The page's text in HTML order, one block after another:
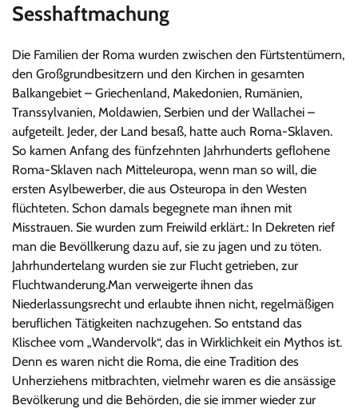
Sesshaftmachung
Die Familien der Roma wurden zwischen den Fürtstentümern,
den Großgrundbesitzern und den Kirchen in gesamten
Balkangebiet – Griechenland, Makedonien, Rumänien,
Transsylvanien, Moldawien, Serbien und der Wallachei –
aufgeteilt. Jeder, der Land besaß, hatte auch Roma-Sklaven.
So kamen Anfang des fünfzehnten Jahrhunderts geflohene
Roma-Sklaven nach Mitteleuropa, wenn man so will, die
ersten Asylbewerber, die aus Osteuropa in den Westen
flüchteten. Schon damals begegnete man ihnen mit
Misstrauen. Sie wurden zum Freiwild erklärt.: In Dekreten rief
man die Bevöllkerung dazu auf, sie zu jagen und zu töten.
Jahrhundertelang wurden sie zur Flucht getrieben, zur
Fluchtwanderung.Man verweigerte ihnen das
Niederlassungsrecht und erlaubte ihnen nicht, regelmäßigen
beruflichen Tätigkeiten nachzugehen. So entstand das
Klischee vom „Wandervolk“, das in Wirklichkeit ein Mythos ist.
Denn es waren nicht die Roma, die eine Tradition des
Unherziehens mitbrachten, vielmehr waren es die ansässige
Bevölkerung und die Behörden, die sie immer wieder zur